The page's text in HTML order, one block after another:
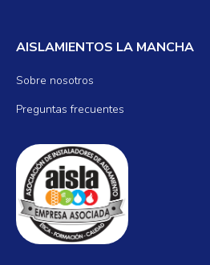
AISLAMIENTOS LA MANCHA
Sobre nosotros
Preguntas frecuentes